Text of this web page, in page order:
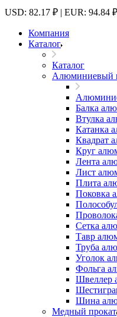
USD: 82.17 ₽ | EUR: 94.84 ₽
Компания
Каталог
Каталог
Алюминиевый
Балка
Втулка
Катанка
Квадрат
Круг
Лента
Лист
Плита
Поковка
Сетка
Тавр
Труба
Уголок
Фольга
Швеллер
Шина
Медный прокат